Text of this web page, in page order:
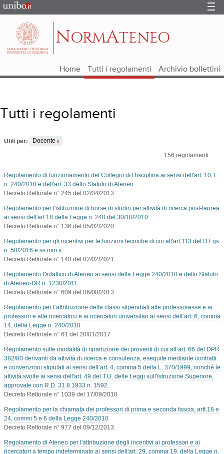
Portale
d'Ateneo
NORMATENEO
Home Tutti i regolamenti Archivio bollettini
Tutti i regolamenti
Utili per:
Docente
156 regolamenti
Regolamento di funzionamento del Collegio di Disciplina ai sensi dell'art. 10, l.
n. 240/2010 e dell'art. 33 dello Statuto di Ateneo
Decreto Rettorale n° 245 del 02/04/2013
Regolamento per l'istituzione di borse di studio per attività di ricerca post-laurea
ai sensi dell'art.18 della Legge n. 240 del 30/10/2010
Decreto Rettorale n° 136 del 05/02/2020
Regolamento per gli incentivi per le funzioni tecniche di cui all'art.113 del D.Lgs.
n. 50/2016 e ss.mm.ii.
Decreto Rettorale n° 148 del 02/02/2021
Regolamento Didattico di Ateneo ai sensi della Legge 240/2010 e dello Statuto
di Ateneo-DR n. 1230/2011
Decreto Rettorale n° 609 del 06/08/2013
Regolamento per l’attribuzione delle classi stipendiali alle professoresse e ai
professori e alle ricercatrici e ai ricercatori universitari ai sensi dell’art. 6, comma
14, della Legge n. 240/2010
Decreto Rettorale n° 61 del 20/01/2017
Regolamento sulle modalità di ripartizione dei proventi di cui all’art. 66 del DPR
382/80 derivanti da attività di ricerca e consulenza, eseguite mediante contratti
e convenzioni stipulati ai sensi dell’art. 4, comma 5 della L. 370/1999, nonché le
attività svolte ai sensi dell'art. 49 del T.U. delle Leggi sull'Istruzione Superiore,
approvate con R.D. 31.8.1933 n. 1592.
Decreto Rettorale n° 1039 del 17/09/2010
Regolamento per la chiamata dei professori di prima e seconda fascia, artt.18 e
24, commi 5 e 6 della Legge 240/2010
Decreto Rettorale n° 977 del 09/12/2013
Regolamento di Ateneo per l'attribuzione degli incentivi ai professori e ai
ricercatori a tempo indeterminato ai sensi dell'art. 29, comma 19, della Legge n.